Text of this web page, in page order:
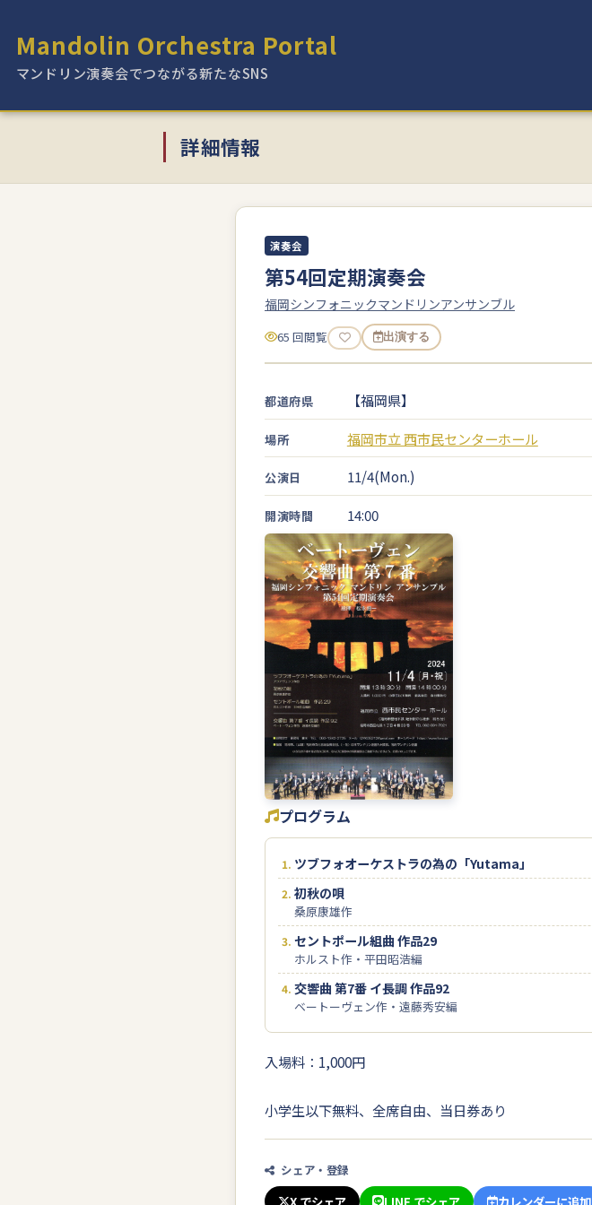
Mandolin Orchestra Portal
マンドリン演奏会でつながる新たなSNS
詳細情報
演奏会
第54回定期演奏会
福岡シンフォニックマンドリンアンサンブル
65 回閲覧 出演する
都道府県 【福岡県】
場所 福岡市立 西市民センターホール
公演日 11/4(Mon.)
開演時間 14:00
プログラム
ツブフォオーケストラの為の「Yutama」
初秋の唄
桑原康雄作
セントポール組曲 作品29
ホルスト作・平田昭浩編
交響曲 第7番 イ長調 作品92
ベートーヴェン作・遠藤秀安編
入場料：1,000円
小学生以下無料、全席自由、当日券あり
シェア・登録
X でシェア LINE でシェア カレンダーに追加